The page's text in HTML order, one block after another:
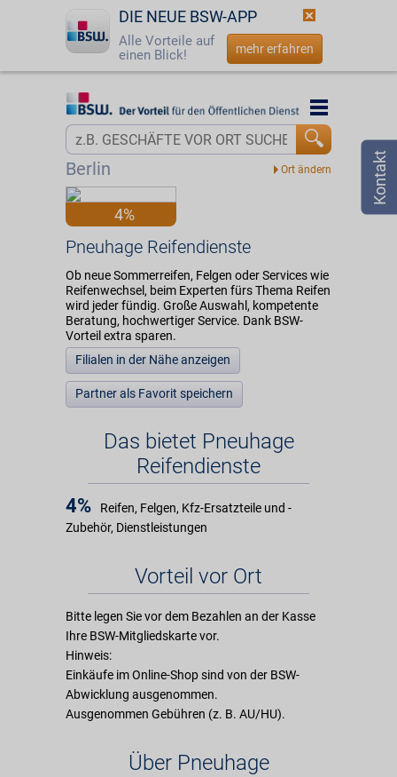
DIE NEUE BSW-APP
Alle Vorteile auf
einen Blick!
mehr erfahren
Startseite
Login
Berlin
Startseite
4%
Pneuhage Reifendienste
Ob neue Sommerreifen, Felgen oder Services wie
Reifenwechsel, beim Experten fürs Thema Reifen
wird jeder fündig. Große Auswahl, kompetente
Beratung, hochwertiger Service. Dank BSW-
Vorteil extra sparen.
Filialen in der Nähe anzeigen
Partner als Favorit speichern
Das bietet Pneuhage
Reifendienste
4%
Reifen, Felgen, Kfz-Ersatzteile und -
Zubehör, Dienstleistungen
Vorteil vor Ort
Bitte legen Sie vor dem Bezahlen an der Kasse
Ihre BSW-Mitgliedskarte vor.
Hinweis:
Einkäufe im Online-Shop sind von der BSW-
Abwicklung ausgenommen.
Ausgenommen Gebühren (z. B. AU/HU).
Über Pneuhage